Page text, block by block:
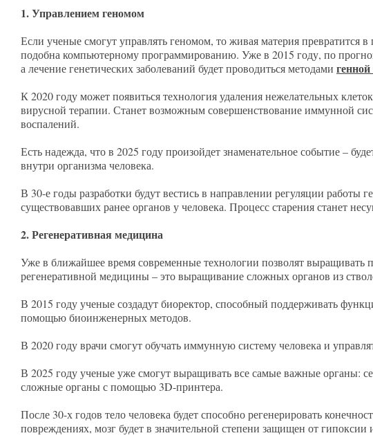
1. Управлением геномом
Если ученые смогут управлять геномом, то живая материя превратится
подобна компьютерному программированию. Уже в 2015 году, по
а лечение генетических заболеваний будет проводиться методами
К 2020 году может появиться технология удаления нежелательных
вирусной терапии. Станет возможным совершенствование иммунной
воспалений.
Есть надежда, что в 2025 году произойдет знаменательное событие –
внутри организма человека.
В 30-е годы разработки будут вестись в направлении регуляции работы
существовавших ранее органов у человека. Процесс старения станет
2. Регенеративная медицина
Уже в ближайшее время современные технологии позволят
регенеративной медицины – это выращивание сложных органов из
В 2015 году ученые создадут биоректор, способный поддерживать
помощью биоинженерных методов.
В 2020 году врачи смогут обучать иммунную систему человека и
В 2025 году ученые уже смогут выращивать все самые важные органы:
сложные органы с помощью 3D-принтера.
После 30-х годов тело человека будет способно регенерировать
повреждениях, мозг будет в значительной степени защищен от гипоксии